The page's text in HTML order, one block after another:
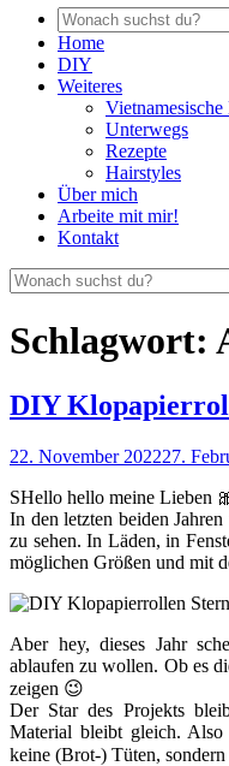
Home
DIY
Weiteres
Unterwegs
Rezepte
Hairstyles
Über mich
Arbeite mit mir!
Kontakt
Schlagwort:
DIY
22. November 202227.
SHello hello meine Lieben
In den letzten beiden Jahren
zu sehen. In Läden, in
möglichen Größen und mit
Aber hey, dieses Jahr
ablaufen zu wollen. Ob es
zeigen 😉
Der Star des Projekts
Material bleibt gleich. Also
keine (Brot-) Tüten, sondern